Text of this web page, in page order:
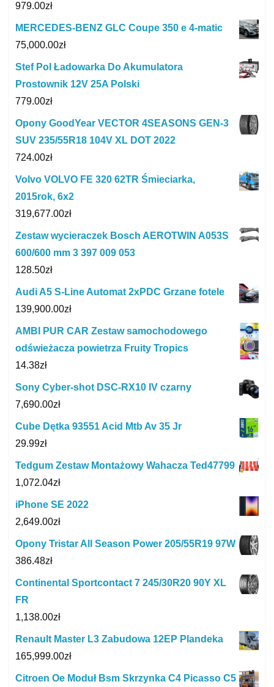
979.00zł
MERCEDES-BENZ GLC Coupe 350 e 4-matic
75,000.00zł
Stef Pol Ładowarka Do Akumulatora
Prostownik 12V 25A Polski
779.00zł
Opony GoodYear VECTOR 4SEASONS GEN-3
SUV 235/55R18 104V XL DOT 2022
724.00zł
Volvo VOLVO FE 320 62TR Śmieciarka,
2015rok, 6x2
319,677.00zł
Zestaw wycieraczek Bosch AEROTWIN A053S
600/600 mm 3 397 009 053
128.50zł
Audi A5 S-Line Automat 2xPDC Grzane fotele
139,900.00zł
AMBI PUR CAR Zestaw samochodowego
odświeżacza powietrza Fruity Tropics
14.38zł
Sony Cyber-shot DSC-RX10 IV czarny
7,690.00zł
Cube Dętka 93551 Acid Mtb Av 35 Jr
29.99zł
Tedgum Zestaw Montażowy Wahacza Ted47799
1,072.04zł
iPhone SE 2022
2,649.00zł
Opony Tristar All Season Power 205/55R19 97W
386.48zł
Continental Sportcontact 7 245/30R20 90Y XL
FR
1,138.00zł
Renault Master L3 Zabudowa 12EP Plandeka
165,999.00zł
Citroen Oe Moduł Bsm Skrzynka C4 Picasso C5